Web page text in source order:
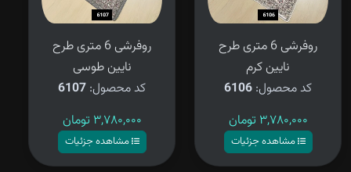
روفرشی 6 متری طرح
نایین کرم
کد محصول: 6106
۳,۷۸۰,۰۰۰ تومان
مشاهده جزئیات
روفرشی 6 متری طرح
نایین طوسی
کد محصول: 6107
۳,۷۸۰,۰۰۰ تومان
مشاهده جزئیات